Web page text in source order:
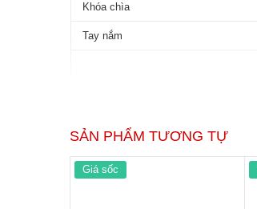
Khóa chìa
Tay nắm
Kích thước trong
Khả năng để tài liệu
SẢN PHẨM TƯƠNG TỰ
Giá sốc